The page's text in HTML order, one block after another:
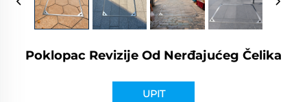
Poklopac Revizije Od Nerđajućeg Čelika
UPIT